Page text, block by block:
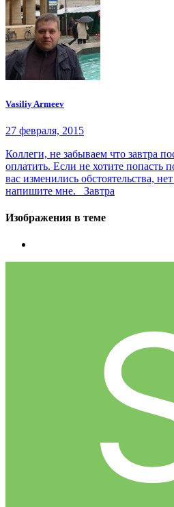
Vasiliy Armeev
27 февраля, 2015
Коллеги, не забываем что завтра
оплатить. Если не хотите попасть
вас изменились обстоятельства,
напишите мне. Завтра
Изображения в теме